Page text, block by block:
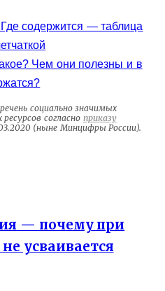
содержится — таблица
Чем они полезны и в
социально значимых
согласно приказу
(ныне Минцифры России).
— почему при
усваивается